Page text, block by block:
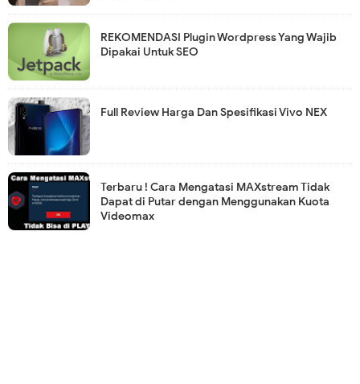
REKOMENDASI Plugin Wordpress Yang Wajib
Dipakai Untuk SEO
Full Review Harga Dan Spesifikasi Vivo NEX
Terbaru ! Cara Mengatasi MAXstream Tidak
Dapat di Putar dengan Menggunakan Kuota
Videomax